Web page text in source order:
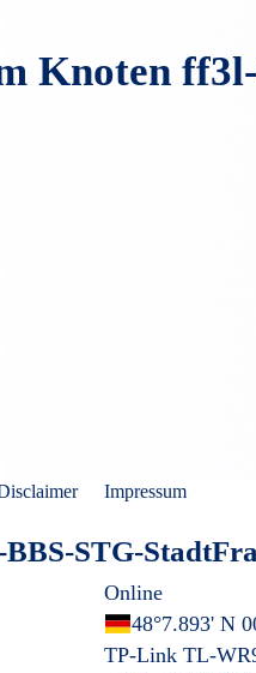
Knoten
Impressum
STG-
Online
48°7.893' N
Deutschland
TP-Link TL-